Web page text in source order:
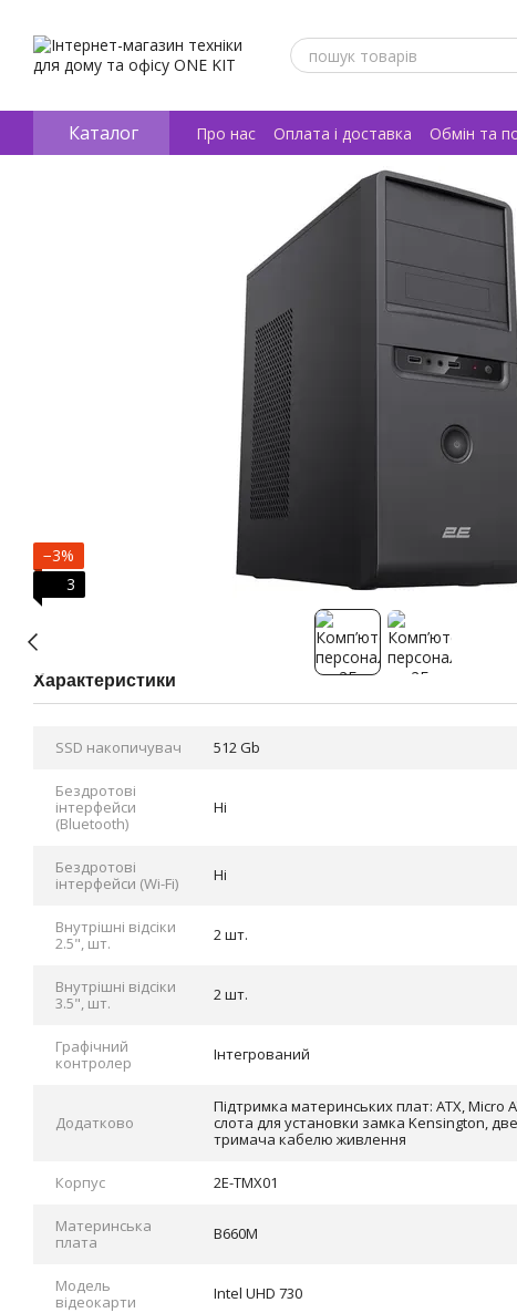
Каталог Про нас Оплата і доставка Обмін та
Відгуки про магазин
−3%
3
Характеристики
SSD накопичувач 512 Gb
Бездротові
інтерфейси
(Bluetooth)
Ні
Бездротові
інтерфейси (Wi-Fi)
Ні
Внутрішні відсіки
2.5", шт.
2 шт.
Внутрішні відсіки
3.5", шт.
2 шт.
Графічний
контролер
Інтегрований
Додатково
Підтримка материнських плат: ATX, Micro
слота для установки замка Kensington,
тримача кабелю живлення
Корпус 2E-TMX01
Материнська
плата
B660M
Модель
відеокарти
Intel UHD 730